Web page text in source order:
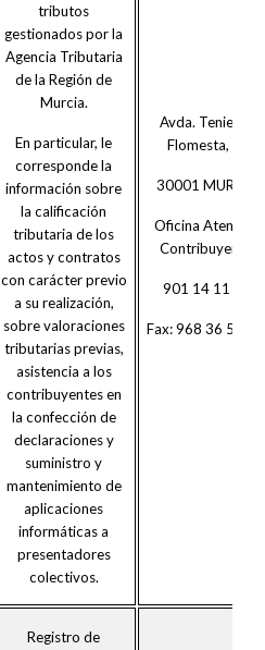
tributos
gestionados por la
Agencia Tributaria
de la Región de
Murcia.
En particular, le
corresponde la
información sobre
la calificación
tributaria de los
actos y contratos
con carácter previo
a su realización,
sobre valoraciones
tributarias previas,
asistencia a los
contribuyentes en
la confección de
declaraciones y
suministro y
mantenimiento de
aplicaciones
informáticas a
presentadores
colectivos.
Avda. Teniente
Flomesta, 3
30001 MURCIA
Oficina Atención
Contribuyente:
901 14 11 41
Fax: 968 36 54
Registro de